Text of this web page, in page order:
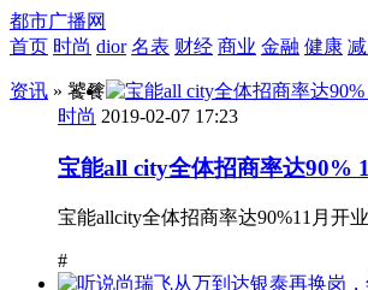
都市广播网
首页 时尚 dior 名表 财经 商业 金融 健康
资讯 » 饕餮
时尚 2019-02-07 17:23
宝能all city全体招商率达90%
宝能allcity全体招商率达90%11月开
#